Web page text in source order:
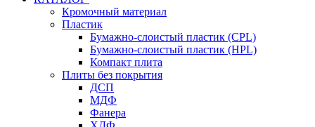
Кромочный материал
Пластик
Бумажно-слоистый пластик (CPL)
Бумажно-слоистый пластик (HPL)
Компакт плита
Плиты без покрытия
ДСП
МДФ
Фанера